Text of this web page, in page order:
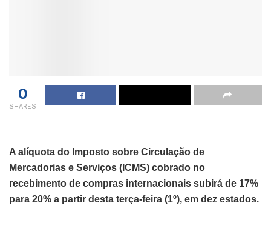
0
SHARES
A alíquota do Imposto sobre Circulação de
Mercadorias e Serviços (ICMS) cobrado no
recebimento de compras internacionais subirá de 17%
para 20% a partir desta terça-feira (1º), em dez estados.